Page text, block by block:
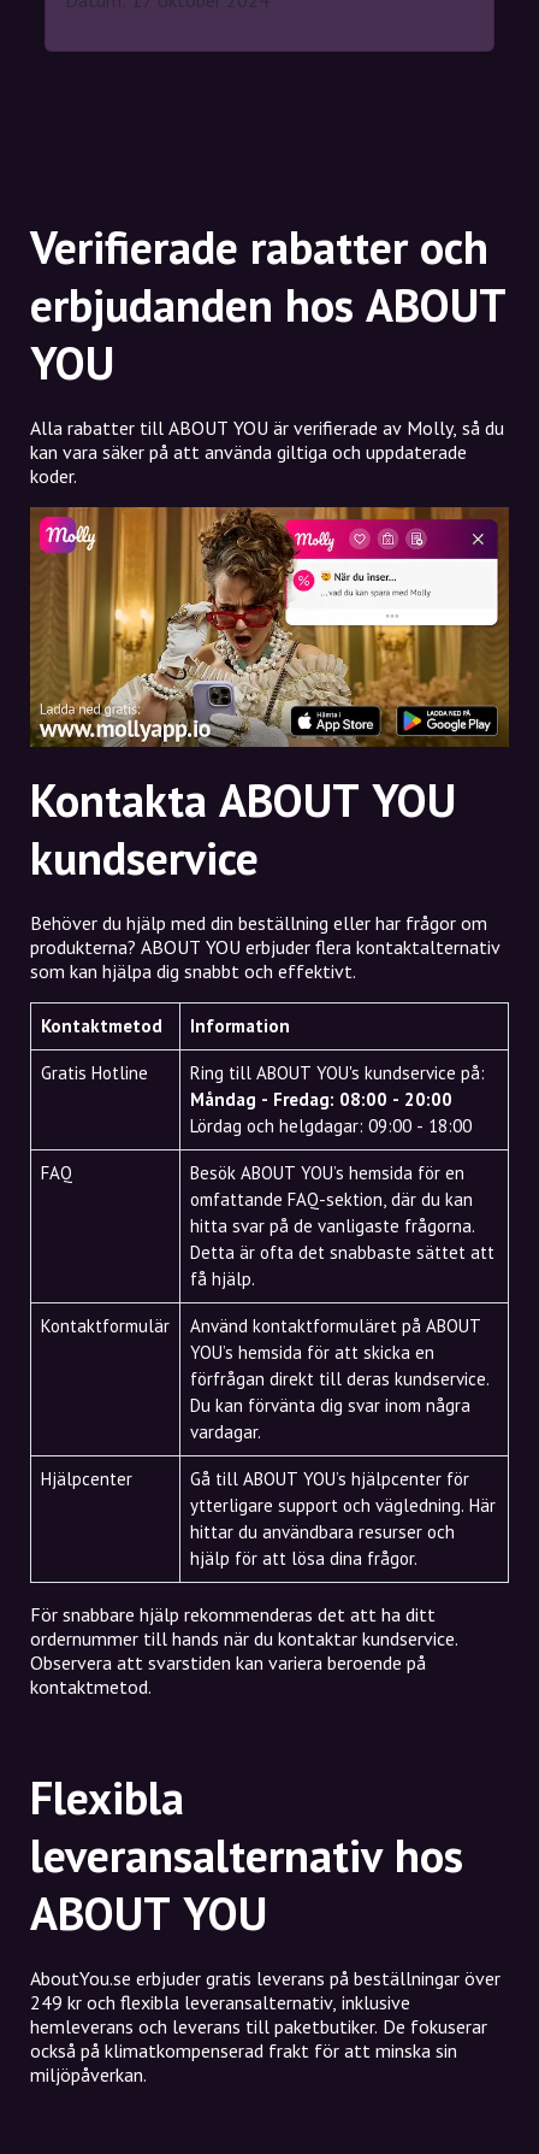
Verifierade rabatter och
erbjudanden hos ABOUT
YOU
Alla rabatter till ABOUT YOU är verifierade av Molly, så du
kan vara säker på att använda giltiga och uppdaterade
koder.
Kontakta ABOUT YOU
kundservice
Behöver du hjälp med din beställning eller har frågor om
produkterna? ABOUT YOU erbjuder flera kontaktalternativ
som kan hjälpa dig snabbt och effektivt.
Kontaktmetod Information
Gratis Hotline
Ring till ABOUT YOU's kundservice på:
Måndag - Fredag: 08:00 - 20:00
Lördag och helgdagar: 09:00 - 18:00
FAQ
Besök ABOUT YOU’s hemsida för en
omfattande FAQ-sektion, där du kan
hitta svar på de vanligaste frågorna.
Detta är ofta det snabbaste sättet att
få hjälp.
Kontaktformulär
Använd kontaktformuläret på ABOUT
YOU’s hemsida för att skicka en
förfrågan direkt till deras kundservice.
Du kan förvänta dig svar inom några
vardagar.
Hjälpcenter
Gå till ABOUT YOU’s hjälpcenter för
ytterligare support och vägledning. Här
hittar du användbara resurser och
hjälp för att lösa dina frågor.
För snabbare hjälp rekommenderas det att ha ditt
ordernummer till hands när du kontaktar kundservice.
Observera att svarstiden kan variera beroende på
kontaktmetod.
Flexibla
leveransalternativ hos
ABOUT YOU
AboutYou.se erbjuder gratis leverans på beställningar över
249 kr och flexibla leveransalternativ, inklusive
hemleverans och leverans till paketbutiker. De fokuserar
också på klimatkompenserad frakt för att minska sin
miljöpåverkan.